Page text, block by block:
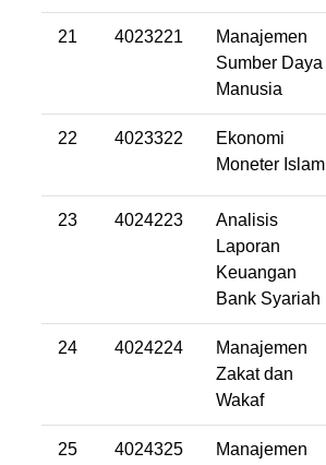
21 4023221
Manajemen
Sumber Daya
Manusia
22 4023322
Ekonomi
Moneter Islam
23 4024223
Analisis
Laporan
Keuangan
Bank Syariah
24 4024224
Manajemen
Zakat dan
Wakaf
25 4024325
Manajemen